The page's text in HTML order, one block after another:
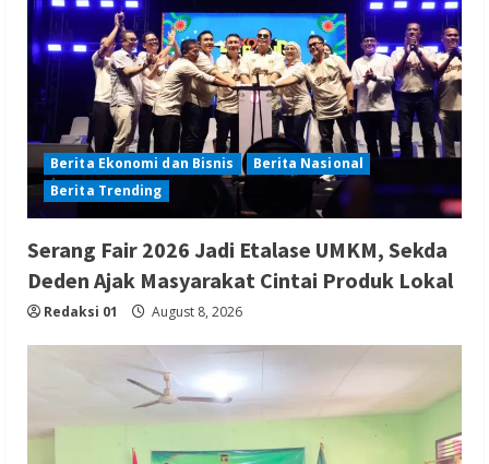
Berita Ekonomi dan Bisnis
Berita Nasional
Berita Trending
Serang Fair 2026 Jadi Etalase UMKM, Sekda
Deden Ajak Masyarakat Cintai Produk Lokal
Redaksi 01 August 8, 2026